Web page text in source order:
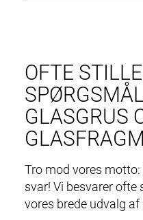
OFTE
GLASGRUS
Tro mod vores
svar! Vi besvarer
vores brede udvalg